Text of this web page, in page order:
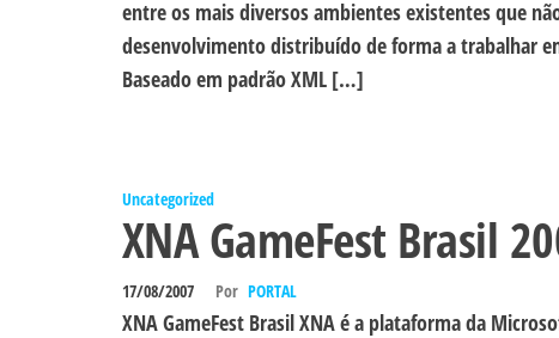
entre os mais diversos ambientes existentes que
desenvolvimento distribuído de forma a trabalhar
Baseado em padrão XML […]
Uncategorized
XNA GameFest Brasil
17/08/2007 Por PORTAL
XNA GameFest Brasil XNA é a plataforma da